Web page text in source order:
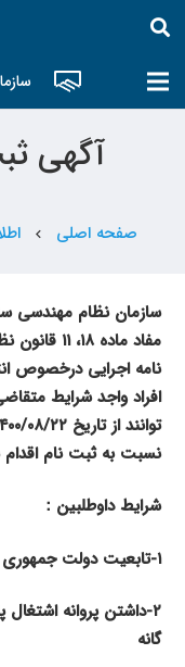
آگهی ثبت
صفحه اصلی chevron_left
سازمان نظام مهندسی
مفاد ماده۱۸،۱۱ قانون
نامه اجرایی درخصوص
افراد واجد شرایط
توانند از تاریخ ۱۴۰۰/
۰۸/۲۲
نسبت به ثبت نام اقدام
شرایط داوطلبین ：
۱-تابعیت دولت جمهوری
۲-داشتن پروانه
گانه